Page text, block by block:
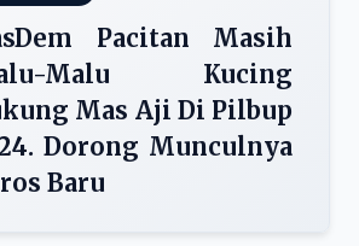
Pacitan Masih
Malu Kucing
Mas Aji Di Pilbup
Dorong Munculnya
Baru